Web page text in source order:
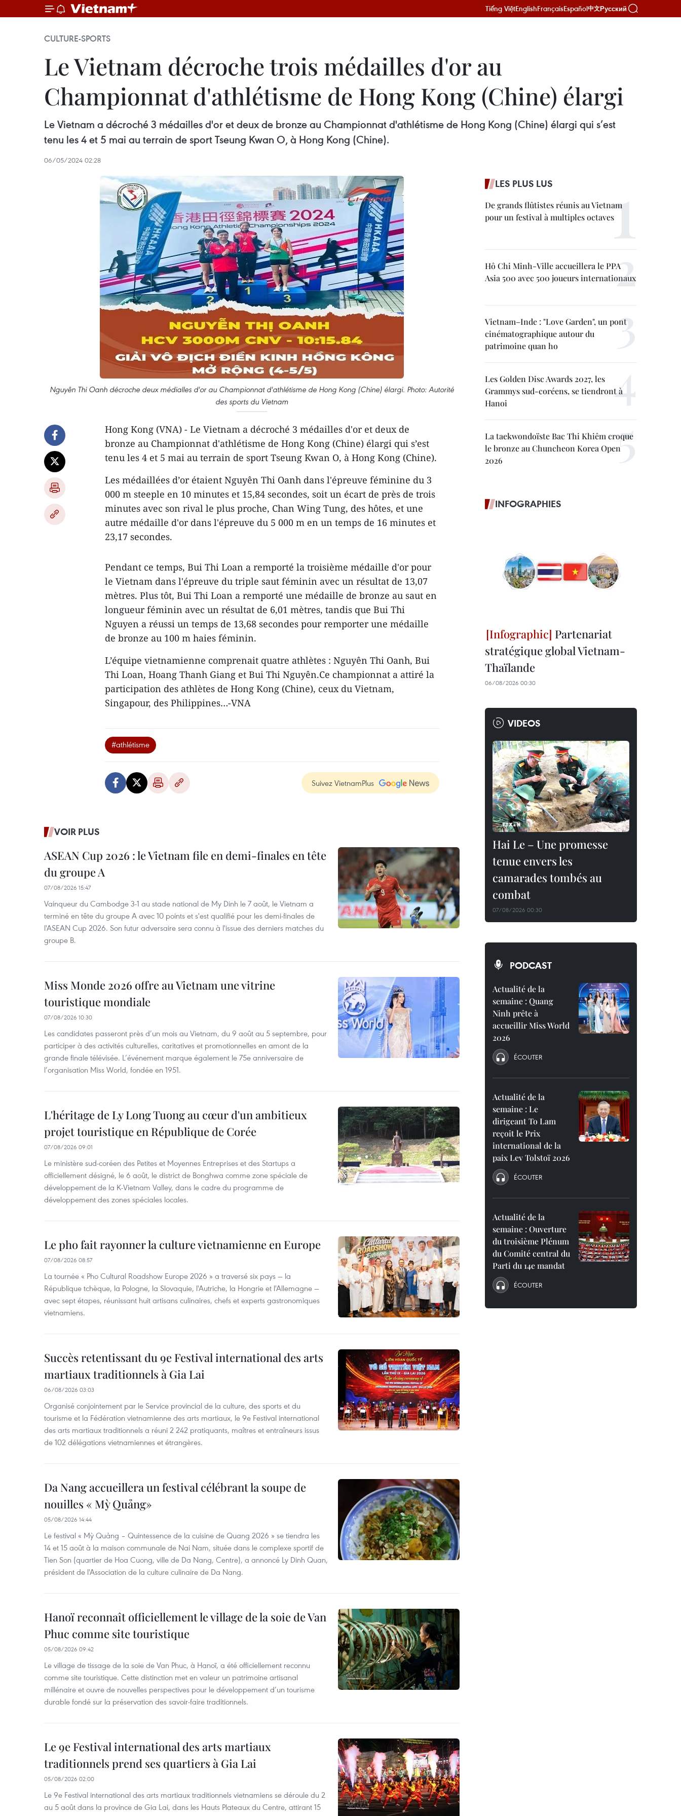
Tiếng ViệtEnglishFrançaisEspañol中文Русский
CULTURE-SPORTS
Le Vietnam décroche trois médailles d'or au
Championnat d'athlétisme de Hong Kong (Chine) élargi
Le Vietnam a décroché 3 médailles d'or et deux de bronze au Championnat d'athlétisme de Hong Kong (Chine) élargi qui s’est
tenu les 4 et 5 mai au terrain de sport Tseung Kwan O, à Hong Kong (Chine).
06/05/2024 02:28
Nguyên Thi Oanh décroche deux médialles d'or au Championnat d'athlétisme de Hong Kong (Chine) élargi. Photo: Autorité
des sports du Vietnam
Hong Kong (VNA) - Le Vietnam a décroché 3 médailles d'or et deux de
bronze au Championnat d'athlétisme de Hong Kong (Chine) élargi qui s’est
tenu les 4 et 5 mai au terrain de sport Tseung Kwan O, à Hong Kong (Chine).
Les médaillées d’or étaient Nguyên Thi Oanh dans l'épreuve féminine du 3
000 m steeple en 10 minutes et 15,84 secondes, soit un écart de près de trois
minutes avec son rival le plus proche, Chan Wing Tung, des hôtes, et une
autre médaille d'or dans l'épreuve du 5 000 m en un temps de 16 minutes et
23,17 secondes.
Pendant ce temps, Bui Thi Loan a remporté la troisième médaille d'or pour
le Vietnam dans l'épreuve du triple saut féminin avec un résultat de 13,07
mètres. Plus tôt, Bui Thi Loan a remporté une médaille de bronze au saut en
longueur féminin avec un résultat de 6,01 mètres, tandis que Bui Thi
Nguyen a réussi un temps de 13,68 secondes pour remporter une médaille
de bronze au 100 m haies féminin.
L’équipe vietnamienne comprenait quatre athlètes : Nguyên Thi Oanh, Bui
Thi Loan, Hoang Thanh Giang et Bui Thi Nguyên.Ce championnat a attiré la
participation des athlètes de Hong Kong (Chine), ceux du Vietnam,
Singapour, des Philippines…-VNA
#athlétisme
Suivez VietnamPlus
VOIR PLUS
ASEAN Cup 2026 : le Vietnam file en demi-finales en tête
du groupe A
07/08/2026 15:47
Vainqueur du Cambodge 3-1 au stade national de My Dinh le 7 août, le Vietnam a
terminé en tête du groupe A avec 10 points et s'est qualifié pour les demi-finales de
l'ASEAN Cup 2026. Son futur adversaire sera connu à l'issue des derniers matches du
groupe B.
Miss Monde 2026 offre au Vietnam une vitrine
touristique mondiale
07/08/2026 10:30
Les candidates passeront près d’un mois au Vietnam, du 9 août au 5 septembre, pour
participer à des activités culturelles, caritatives et promotionnelles en amont de la
grande finale télévisée. L’événement marque également le 75e anniversaire de
l’organisation Miss World, fondée en 1951.
L'héritage de Ly Long Tuong au cœur d'un ambitieux
projet touristique en République de Corée
07/08/2026 09:01
Le ministère sud-coréen des Petites et Moyennes Entreprises et des Startups a
officiellement désigné, le 6 août, le district de Bonghwa comme zone spéciale de
développement de la K-Vietnam Valley, dans le cadre du programme de
développement des zones spéciales locales.
Le pho fait rayonner la culture vietnamienne en Europe
07/08/2026 08:57
La tournée « Pho Cultural Roadshow Europe 2026 » a traversé six pays — la
République tchèque, la Pologne, la Slovaquie, l'Autriche, la Hongrie et l'Allemagne —
avec sept étapes, réunissant huit artisans culinaires, chefs et experts gastronomiques
vietnamiens.
Succès retentissant du 9e Festival international des arts
martiaux traditionnels à Gia Lai
06/08/2026 03:03
Organisé conjointement par le Service provincial de la culture, des sports et du
tourisme et la Fédération vietnamienne des arts martiaux, le 9e Festival international
des arts martiaux traditionnels a réuni 2 242 pratiquants, maîtres et entraîneurs issus
de 102 délégations vietnamiennes et étrangères.
Da Nang accueillera un festival célébrant la soupe de
nouilles « Mỳ Quảng»
05/08/2026 14:44
Le festival « Mỳ Quảng – Quintessence de la cuisine de Quang 2026 » se tiendra les
14 et 15 août à la maison communale de Nai Nam, située dans le complexe sportif de
Tien Son (quartier de Hoa Cuong, ville de Da Nang, Centre), a annoncé Ly Dinh Quan,
président de l'Association de la culture culinaire de Da Nang.
Hanoï reconnaît officiellement le village de la soie de Van
Phuc comme site touristique
05/08/2026 09:42
Le village de tissage de la soie de Van Phuc, à Hanoï, a été officiellement reconnu
comme site touristique. Cette distinction met en valeur un patrimoine artisanal
millénaire et ouvre de nouvelles perspectives pour le développement d’un tourisme
durable fondé sur la préservation des savoir-faire traditionnels.
Le 9e Festival international des arts martiaux
traditionnels prend ses quartiers à Gia Lai
05/08/2026 02:00
Le 9e Festival international des arts martiaux traditionnels vietnamiens se déroule du 2
au 5 août dans la province de Gia Lai, dans les Hauts Plateaux du Centre, attirant 15
LES PLUS LUS
De grands flûtistes réunis au Vietnam
pour un festival à multiples octaves
Hô Chi Minh-Ville accueillera le PPA
Asia 500 avec 500 joueurs internationaux
Vietnam–Inde : "Love Garden", un pont
cinématographique autour du
patrimoine quan ho
Les Golden Disc Awards 2027, les
Grammys sud-coréens, se tiendront à
Hanoi
La taekwondoïste Bac Thi Khiêm croque
le bronze au Chuncheon Korea Open
2026
INFOGRAPHIES
Partenariat
stratégique global Vietnam-
Thaïlande
06/08/2026 00:30
VIDEOS
Hai Le – Une promesse
tenue envers les
camarades tombés au
combat
07/08/2026 00:30
PODCAST
Actualité de la
semaine : Quang
Ninh prête à
accueillir Miss World
2026
ÉCOUTER
Actualité de la
semaine : Le
dirigeant To Lam
reçoit le Prix
international de la
paix Lev Tolstoï 2026
ÉCOUTER
Actualité de la
semaine : Ouverture
du troisième Plénum
du Comité central du
Parti du 14e mandat
ÉCOUTER